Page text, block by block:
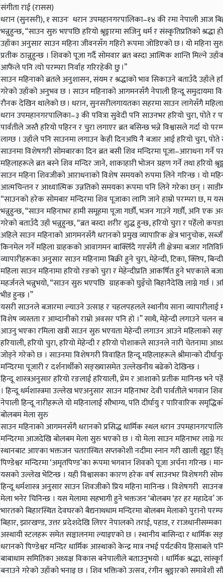
संगीता राई (रासस)
धरान (सुनसरी), १ साउनः धरान उपमहानगरपालिका–१४ की रमा नेपाली आज
भन्नुहुन्छ, “साउन सुरु भएपछि हरियो श्रृङ्गारमा सजिनु धर्म र संस्कृतिप्रतिको
उहाँका अनुसार साउन महिना जीवनसँग गहिरो रूपमा जोडिएको छ । यो महिना
प्रतीक ठान्नुहुन्छ । शिवको पूजा गर्दै सोमवार ब्रत बस्दा आत्मिक शान्ति मिल्ने
आफैंले पनि त्यो परम्परा निर्वाह गरिरहेकी छु ।”
साउन महिनाको ब्रतले अनुशासन, संयम र श्रद्धाको भाव सिकाउने बताउँदै उहाँले
गरेको उहाँको अनुभव छ । साउन महिनाको आगमनसँगै नेपाली हिन्दू समुदायमा
रौनक देखिन थालेको छ । धरान, सुनसरीलगायतका सहरमा साउन लागेसँगै महिला
धरान उपमहानगरपालिका–३ की पवित्रा सुवेदी पनि साउनभर हरियो चुरा, पोते
पार्वतीले जस्तै हरियो पहिरन र चुरा लगाएर ब्रत बसिन्छ भन्ने विश्वासले गर्दा
लाग्छ । उहाँले पनि साउनमा लगाउन केही दिनअघि नै बजार आई हरियो चुरा,
साउनमा विशेषगरी सोमबारका दिन ब्रत बसी शिव मन्दिरमा पूजा–आराधना
महिलाहरूले ब्रत बस्ने शिव मन्दिर जाने, शाकाहारी भोजन ग्रहण गर्ने तथा हरियो
साउन महिना शिवजीको आराधनाको विशेष समयको रुपमा लिने गरिन्छ । यो
आत्मचिन्तन र आध्यात्मिक उन्नतिको समयका रूपमा पनि लिने गरेका छन् ।
“साउनको हरेक सोमबार मन्दिरमा शिव पूजाका लागि जाने हाम्रो परम्परा छ,
भन्नुहुन्छ, “साउन महिनाभर हामी समूहमा पूजा गर्छौं, भजन गाउने गर्छौं, अनि एक
गरेको बताउँदै उहाँ भन्नुहुन्छ, “ब्रत बस्दा शरीर शुद्ध हुन्छ, हरियो चुरा र पहेँलो
अहिले साउन महिनाको आगमनसँगै धरानको प्रमुख व्यापारिक क्षेत्र भानुचोक,
किनमेल गर्ने महिला ग्राहकको आवागमन बाक्लिँदै गएसँगै ती क्षेत्रमा बजार
व्यापारीहरूका अनुसार साउन महिनामा बिक्री हुने चुरा, मेहेन्दी, टिका, क्लिप,
महिला साउन महिनामा हरियो रङको चुरा र मेहेन्दीप्रति आकर्षित हुने भएकाले
महर्जनले भन्नुभयो, “साउन सुरु भएपछि ग्राहकको घुइँचो बिहानैदेखि लाग्ने गर्छ
भीड हुन्छ ।”
यसरी साउनले बजारमा ल्याउने उत्साह र चहलपहलले स्थानीय साना व्यापारीलाई
विशेष व्यस्तता र आम्दानीको राम्रो अवसर पनि हो ।” साथै, मेहेन्दी लगाउने चलन
आउनु भएका रमिला खत्री साउन सुरु भएयता मेहेन्दी लगाउन आउने महिलाको
हरियाली, हरियो चुरा, हरियो मेहेन्दी र हरियो पोशाकले साउनले नारी
जोड्ने गरेको छ । साउनमा विशेषगरी विवाहित हिन्दू महिलाहरूले श्रीमान्को
मन्दिरमा पूजारी र दर्शनार्थीको सङ्ख्यासमेत उल्लेखनीय बढेको देखिन्छ ।
हिन्दू शास्त्रअनुसार हरियो रङलाई हरियाली, प्रेम र आशाको प्रतीक मानिन्छ
। हिन्दू धर्मशास्त्रमा उल्लेख भएअनुसार साउन महिनाभर देवी पार्वतीले भगवान
नेपाली हिन्दू नारीहरूले यो महिनालाई सौभाग्य, पति दीर्घायु र पारिवारिक
बोलबम मेला सुरु
साउन महिनाको आगमनसँगै धरानको प्रसिद्ध धार्मिक स्थल धरान
मन्दिरमा आजदेखि बोलबम मेला सुरु भएको छ । यो मेला साउन महिनाभर लाग्ने
स्थानबाट आएका भक्तजन चतरास्थित सप्तकोशी नदीमा स्नान गरी खाली खुट्टा
पिण्डेश्वर मन्दिरमा ‘अमृतपिण्ड’का रूपमा भगवान शिवको पूजा अर्चना गरिन्छ
यसको उल्लेख भेटिन्छ । यही विश्वासका कारण हरेक वर्ष साउनभर विशेषगरी
हिन्दू धर्मशास्त्र अनुसार साउन शिवजीको प्रिय महिना मानिन्छ । विशेषगरी
मेला भनेर चिनिन्छ । यस मेलामा सहभागी हुने भक्तजन ‘बोलबम ‘हर हर महादेव’
भारतको बिहारस्थित देवघरको बैद्यनाथधाम मन्दिरमा बोलबम मेलाको पुरानो
बिहार, झारखण्ड, उत्तर प्रदेशदेखि लिएर नेपालको तराई, पहाड, र
अस्थायी स्टलहरू समेत सञ्चालनमा ल्याइएको छ । स्थानीय बासिन्दा र धार्मिक
धरानको पिण्डेश्वर मन्दिर धार्मिक आस्थाको केन्द्र मात्र नभई पर्यटकीय
बाबाधाम समितिका अध्यक्ष विकास बनेपालीले बताउनुभयो । धार्मिक श्रद्धा,
बनाउने गरेको उहाँको भनाइ छ । शिव भक्तिको उत्सव, रंगीन श्रृङ्गारको समावेशी